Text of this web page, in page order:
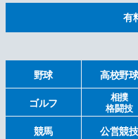
有
野球 高校野球
ゴルフ
相撲
格闘技
競馬 公営競技